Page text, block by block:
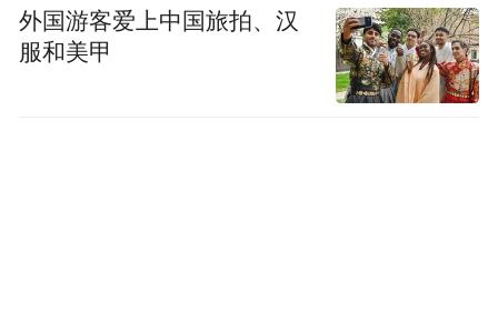
外国游客爱上中国旅拍、汉
服和美甲